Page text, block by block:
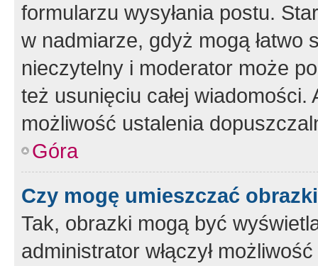
formularzu wysyłania postu.
w nadmiarze, gdyż mogą
nieczytelny i moderator może
też usunięciu całej
możliwość ustalenia
Góra
Czy mogę umieszczać
Tak, obrazki mogą być
administrator włączył